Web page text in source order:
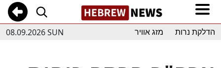
08.09.2026 SUN הדלקת נרות מזג אוויר